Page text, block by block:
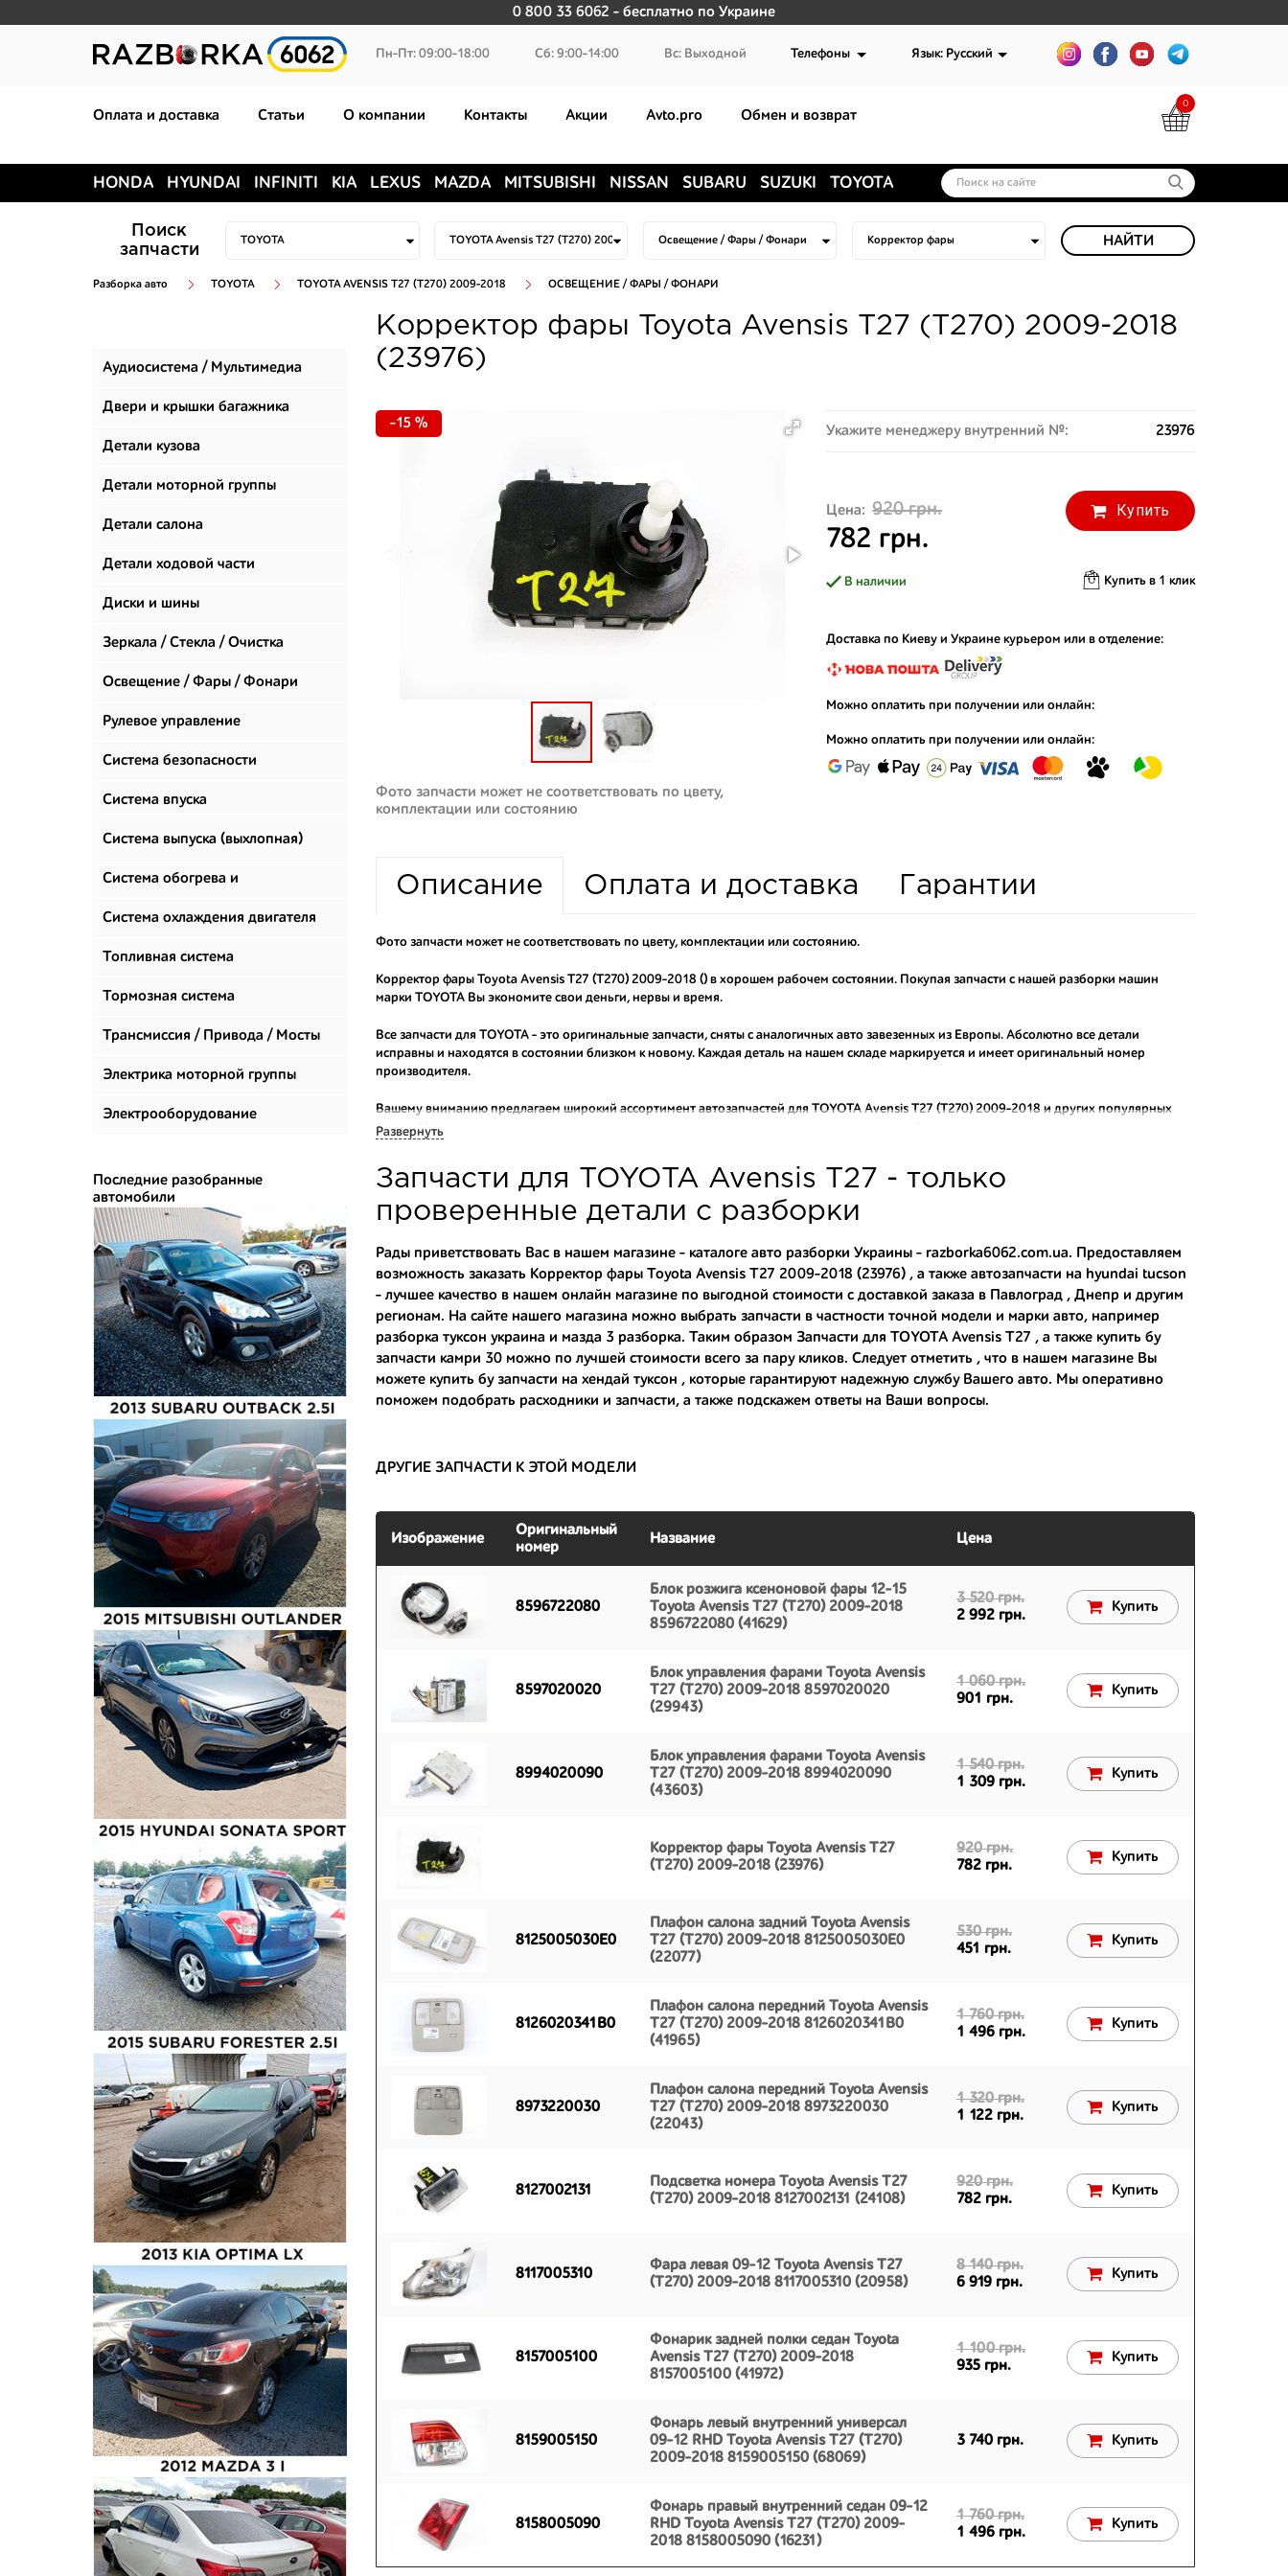
0 800 33 6062 - бесплатно по Украине
0
Пн-Пт: 09:00-18:00 Сб: 9:00-14:00 Вс: Выходной Телефоны Язык: Русский
Оплата и доставка Статьи О компании Контакты Акции Avto.pro Обмен и возврат
HONDA HYUNDAI INFINITI KIA LEXUS MAZDA MITSUBISHI NISSAN SUBARU SUZUKI TOYOTA
Поиск
запчасти
НАЙТИ
Разборка авто TOYOTA TOYOTA AVENSIS T27 (T270) 2009-2018 ОСВЕЩЕНИЕ / ФАРЫ / ФОНАРИ
Аудиосистема / Мультимедиа
Двери и крышки багажника
Детали кузова
Детали моторной группы
Детали салона
Детали ходовой части
Диски и шины
Зеркала / Стекла / Очистка
стекол
Освещение / Фары / Фонари
Рулевое управление
Система безопасности
Система впуска
Система выпуска (выхлопная)
Система обогрева и
климатизации
Система охлаждения двигателя
Топливная система
Тормозная система
Трансмиссия / Привода / Мосты
Электрика моторной группы
Электрооборудование
Последние разобранные
автомобили
Корректор фары Toyota Avensis T27 (T270) 2009-2018
(23976)
-15 %
Фото запчасти может не соответствовать по цвету,
комплектации или состоянию
Укажите менеджеру внутренний №: 23976
Цена: 920 грн.
782 грн.
Купить
В наличии Купить в 1 клик
Доставка по Киеву и Украине курьером или в отделение:
Можно оплатить при получении или онлайн:
Можно оплатить при получении или онлайн:
Описание Оплата и доставка Гарантии
Фото запчасти может не соответствовать по цвету, комплектации или состоянию.
Корректор фары Toyota Avensis T27 (T270) 2009-2018 () в хорошем рабочем состоянии. Покупая запчасти с нашей разборки машин
марки TOYOTA Вы экономите свои деньги, нервы и время.
Все запчасти для TOYOTA - это оригинальные запчасти, сняты с аналогичных авто завезенных из Европы. Абсолютно все детали
исправны и находятся в состоянии близком к новому. Каждая деталь на нашем складе маркируется и имеет оригинальный номер
производителя.
Вашему вниманию предлагаем широкий ассортимент автозапчастей для TOYOTA Avensis T27 (T270) 2009-2018 и других популярных
марок. Мы продаем оригинальные и высококачественные запчасти, отказываясь от контрафактных аналогов.
Многие наши оптовые клиенты рекомендуют именно нашу разборку как надежного и проверенного продавца. Если вам требуется
приобрести оптовую партию деталей для японских автомобилей, то консультанты нашего интернет-магазина подберут вам товар и
укомплектуют партию. Также мы поможем с правильным выбором по каталогу автозапчастей.
- доступные по цене;
- сняты только с автомобилей, которые ездили по превосходным европейским и японским дорогам;
- имеют большой запас прочности и невыробатанный ресурс, и долго прослужат вам.
Развернуть
Запчасти для TOYOTA Avensis T27 - только
проверенные детали с разборки
Рады приветствовать Вас в нашем магазине - каталоге авто разборки Украины - razborka6062.com.ua. Предоставляем
возможность заказать Корректор фары Toyota Avensis T27 2009-2018 (23976) , а также автозапчасти на hyundai tucson
- лучшее качество в нашем онлайн магазине по выгодной стоимости с доставкой заказа в Павлоград , Днепр и другим
регионам. На сайте нашего магазина можно выбрать запчасти в частности точной модели и марки авто, например
разборка туксон украина и мазда 3 разборка. Таким образом Запчасти для TOYOTA Avensis T27 , а также купить бу
запчасти камри 30 можно по лучшей стоимости всего за пару кликов. Следует отметить , что в нашем магазине Вы
можете купить бу запчасти на хендай туксон , которые гарантируют надежную службу Вашего авто. Мы оперативно
поможем подобрать расходники и запчасти, а также подскажем ответы на Ваши вопросы.
ДРУГИЕ ЗАПЧАСТИ К ЭТОЙ МОДЕЛИ
Изображение
Оригинальный
номер
Название Цена
8596722080
Блок розжига ксеноновой фары 12-15
Toyota Avensis T27 (T270) 2009-2018
8596722080 (41629)
3 520 грн.
2 992 грн.
Купить
8597020020
Блок управления фарами Toyota Avensis
T27 (T270) 2009-2018 8597020020
(29943)
1 060 грн.
901 грн.
Купить
8994020090
Блок управления фарами Toyota Avensis
T27 (T270) 2009-2018 8994020090
(43603)
1 540 грн.
1 309 грн.
Купить
Корректор фары Toyota Avensis T27
(T270) 2009-2018 (23976)
920 грн.
782 грн.
Купить
8125005030E0
Плафон салона задний Toyota Avensis
T27 (T270) 2009-2018 8125005030E0
(22077)
530 грн.
451 грн.
Купить
8126020341B0
Плафон салона передний Toyota Avensis
T27 (T270) 2009-2018 8126020341B0
(41965)
1 760 грн.
1 496 грн.
Купить
8973220030
Плафон салона передний Toyota Avensis
T27 (T270) 2009-2018 8973220030
(22043)
1 320 грн.
1 122 грн.
Купить
8127002131
Подсветка номера Toyota Avensis T27
(T270) 2009-2018 8127002131 (24108)
920 грн.
782 грн.
Купить
8117005310
Фара левая 09-12 Toyota Avensis T27
(T270) 2009-2018 8117005310 (20958)
8 140 грн.
6 919 грн.
Купить
8157005100
Фонарик задней полки седан Toyota
Avensis T27 (T270) 2009-2018
8157005100 (41972)
1 100 грн.
935 грн.
Купить
8159005150
Фонарь левый внутренний универсал
09-12 RHD Toyota Avensis T27 (T270)
2009-2018 8159005150 (68069)
3 740 грн. Купить
8158005090
Фонарь правый внутренний седан 09-12
RHD Toyota Avensis T27 (T270) 2009-
2018 8158005090 (16231)
1 760 грн.
1 496 грн.
Купить